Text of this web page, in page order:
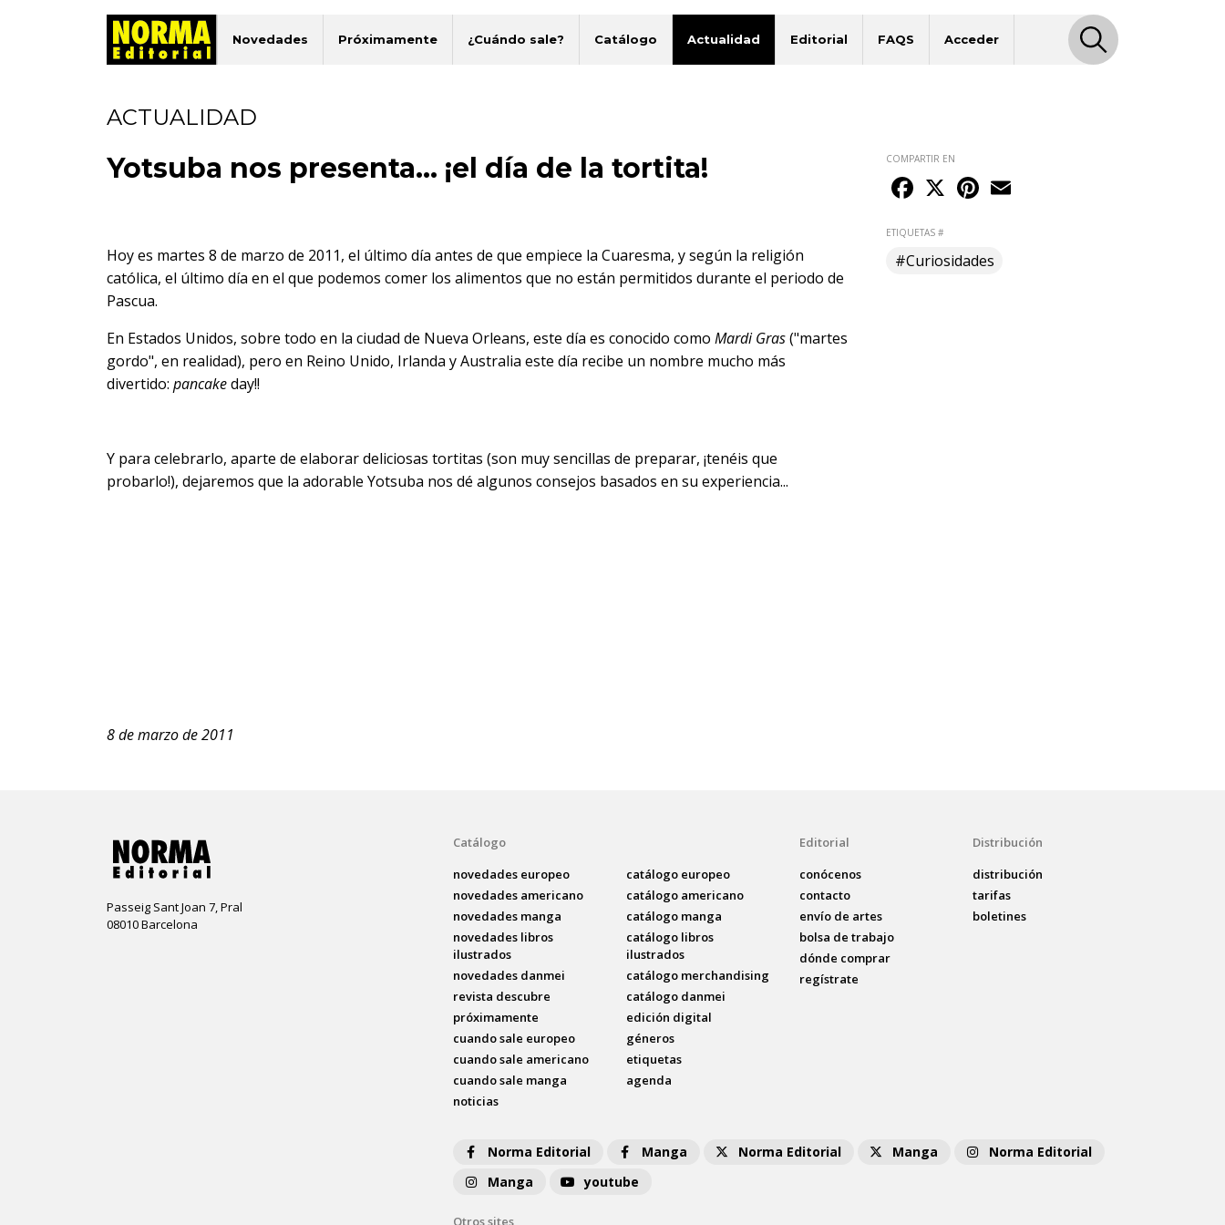
Novedades Próximamente ¿Cuándo sale? Catálogo Actualidad Editorial FAQS Acceder
ACTUALIDAD
Yotsuba nos presenta... ¡el día de la tortita!
Hoy es martes 8 de marzo de 2011, el último día antes de que empiece la Cuaresma, y según la religión
católica, el último día en el que podemos comer los alimentos que no están permitidos durante el periodo de
Pascua.
En Estados Unidos, sobre todo en la ciudad de Nueva Orleans, este día es conocido como Mardi Gras("martes
gordo", en realidad), pero en Reino Unido, Irlanda y Australia este día recibe un nombre mucho más
divertido: pancakeday!!
Y para celebrarlo, aparte de elaborar deliciosas tortitas (son muy sencillas de preparar, ¡tenéis que
probarlo!), dejaremos que la adorable Yotsuba nos dé algunos consejos basados en su experiencia...
8 de marzo de 2011
COMPARTIR EN
Facebook
X Pinterest
ETIQUETAS #
#Curiosidades
Passeig Sant Joan 7, Pral
08010 Barcelona
Catálogo
novedades europeo
novedades americano
novedades manga
novedades libros
ilustrados
novedades danmei
revista descubre
próximamente
cuando sale europeo
cuando sale americano
cuando sale manga
noticias
catálogo europeo
catálogo americano
catálogo manga
catálogo libros
ilustrados
catálogo merchandising
catálogo danmei
edición digital
géneros
etiquetas
agenda
Editorial
conócenos
contacto
envío de artes
bolsa de trabajo
dónde comprar
regístrate
Distribución
distribución
tarifas
boletines
Norma Editorial Manga Norma Editorial Manga
Norma Editorial
Manga
youtube
Otros sites